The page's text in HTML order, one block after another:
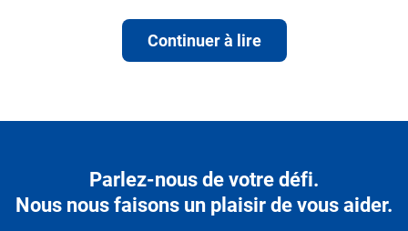
Continuer à lire
Parlez-nous de votre défi.
Nous nous faisons un plaisir de vous aider.